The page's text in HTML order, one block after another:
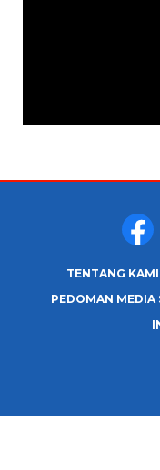
TENTANG KAMI
PEDOMAN MEDIA